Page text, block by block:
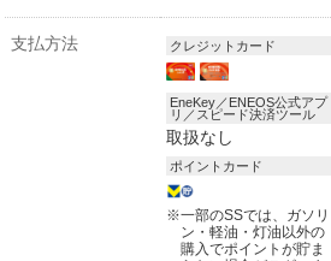
支払方法 クレジットカード
EneKey／ENEOS公式アプ
リ／スピード決済ツール
取扱なし
ポイントカード
※一部のSSでは、ガソリ
ン・軽油・灯油以外の
購入でポイントが貯ま